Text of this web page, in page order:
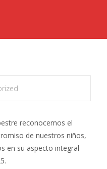
reconocemos el
de nuestros niños,
en su aspecto integral